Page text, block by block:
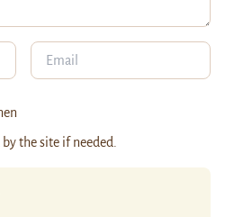
the site if needed.